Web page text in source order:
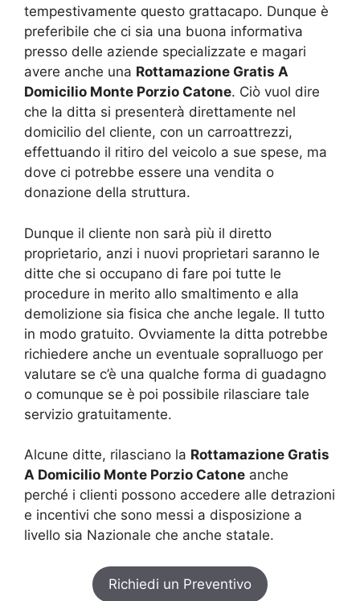
tempestivamente questo grattacapo. Dunque è
preferibile che ci sia una buona informativa
presso delle aziende specializzate e magari
avere anche una Rottamazione Gratis A
Domicilio Monte Porzio Catone. Ciò vuol dire
che la ditta si presenterà direttamente nel
domicilio del cliente, con un carroattrezzi,
effettuando il ritiro del veicolo a sue spese, ma
dove ci potrebbe essere una vendita o
donazione della struttura.
Dunque il cliente non sarà più il diretto
proprietario, anzi i nuovi proprietari saranno le
ditte che si occupano di fare poi tutte le
procedure in merito allo smaltimento e alla
demolizione sia fisica che anche legale. Il tutto
in modo gratuito. Ovviamente la ditta potrebbe
richiedere anche un eventuale sopralluogo per
valutare se c’è una qualche forma di guadagno
o comunque se è poi possibile rilasciare tale
servizio gratuitamente.
Alcune ditte, rilasciano la Rottamazione Gratis
A Domicilio Monte Porzio Catone anche
perché i clienti possono accedere alle detrazioni
e incentivi che sono messi a disposizione a
livello sia Nazionale che anche statale.
Richiedi un Preventivo